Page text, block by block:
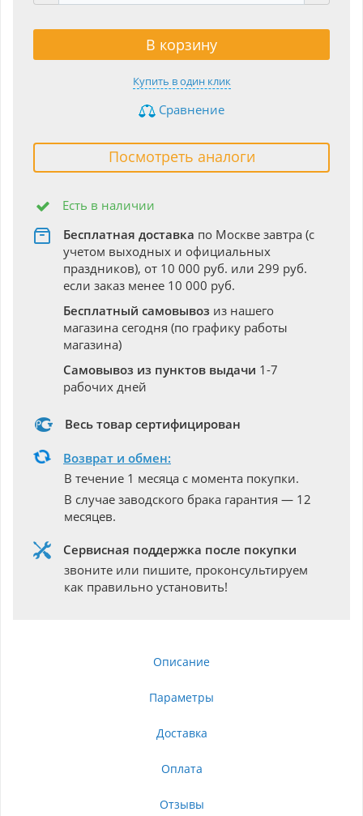
В корзину
Купить в один клик
Сравнение
Посмотреть аналоги
Есть в наличии
Бесплатная доставка по Москве завтра (с
учетом выходных и официальных
праздников), от 10 000 руб. или 299 руб.
если заказ менее 10 000 руб.
Бесплатный самовывоз из нашего
магазина сегодня (по графику работы
магазина)
Самовывоз из пунктов выдачи 1-7
рабочих дней
Весь товар сертифицирован
Возврат и обмен:
В течение 1 месяца с момента покупки.
В случае заводского брака гарантия — 12
месяцев.
Сервисная поддержка после покупки
звоните или пишите, проконсультируем
как правильно установить!
Описание
Параметры
Доставка
Оплата
Отзывы